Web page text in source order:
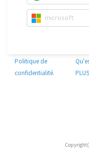
microsoft
Politique de
confidentialité.